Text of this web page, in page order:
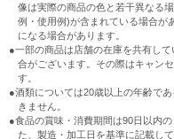
像は実際の商品の色と若干異なる
例・使用例)が含まれている場合が
になる場合があります。
●一部の商品は店舗の在庫を共有し
合がございます。その際はキャン
す。
●酒類については20歳以上の年齢で
きません。
●食品の賞味・消費期間は90日以内
た、製造・加工日を基準に記載し